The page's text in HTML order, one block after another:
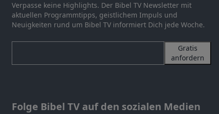
Verpasse keine Highlights. Der Bibel TV Newsletter mit
aktuellen Programmtipps, geistlichem Impuls und
Neuigkeiten rund um Bibel TV informiert Dich jede Woche.
Gratis
anfordern
Folge Bibel TV auf den sozialen Medien